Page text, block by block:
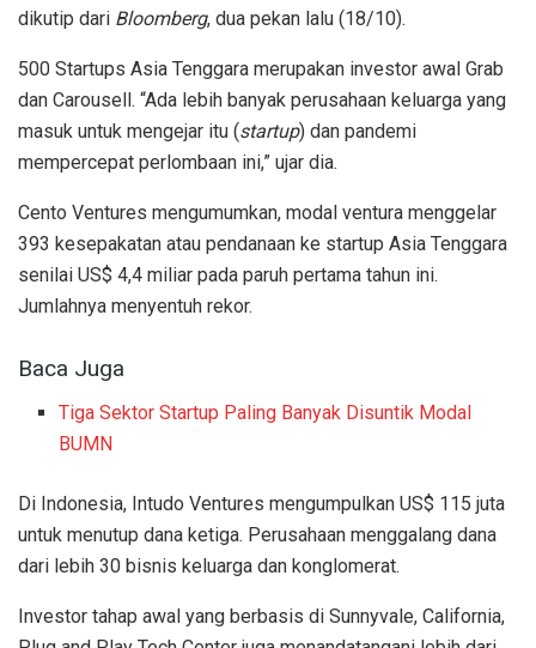
dikutip dari Bloomberg, dua pekan lalu (18/10).
500 Startups Asia Tenggara merupakan investor awal Grab
dan Carousell. “Ada lebih banyak perusahaan keluarga yang
masuk untuk mengejar itu (startup) dan pandemi
mempercepat perlombaan ini,” ujar dia.
Cento Ventures mengumumkan, modal ventura menggelar
393 kesepakatan atau pendanaan ke startup Asia Tenggara
senilai US$ 4,4 miliar pada paruh pertama tahun ini.
Jumlahnya menyentuh rekor.
Baca Juga
Tiga Sektor Startup Paling Banyak Disuntik Modal
BUMN
Di Indonesia, Intudo Ventures mengumpulkan US$ 115 juta
untuk menutup dana ketiga. Perusahaan menggalang dana
dari lebih 30 bisnis keluarga dan konglomerat.
Investor tahap awal yang berbasis di Sunnyvale, California,